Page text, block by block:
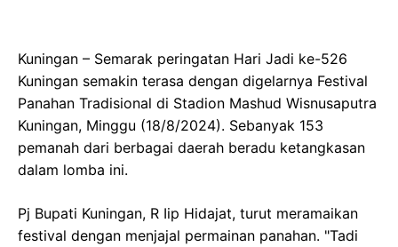
Kuningan – Semarak peringatan Hari Jadi ke-526
Kuningan semakin terasa dengan digelarnya Festival
Panahan Tradisional di Stadion Mashud Wisnusaputra
Kuningan, Minggu (18/8/2024). Sebanyak 153
pemanah dari berbagai daerah beradu ketangkasan
dalam lomba ini.
Pj Bupati Kuningan, R Iip Hidajat, turut meramaikan
festival dengan menjajal permainan panahan. "Tadi